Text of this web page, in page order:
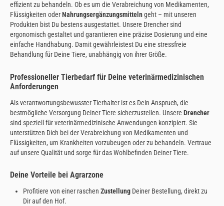
effizient zu behandeln. Ob es um die Verabreichung von Medikamenten,
Flüssigkeiten oderNahrungsergänzungsmittelngeht – mit unseren
Produkten bist Du bestens ausgestattet. Unsere Drencher sind
ergonomisch gestaltet und garantieren eine präzise Dosierung und eine
einfache Handhabung. Damit gewährleistest Du eine stressfreie
Behandlung für Deine Tiere, unabhängig von ihrer Größe.
Professioneller Tierbedarf für Deine veterinärmedizinischen
Anforderungen
Als verantwortungsbewusster Tierhalter ist es Dein Anspruch, die
bestmögliche Versorgung Deiner Tiere sicherzustellen. Unsere Drencher
sind speziell für veterinärmedizinische Anwendungen konzipiert. Sie
unterstützen Dich bei der Verabreichung von Medikamenten und
Flüssigkeiten, um Krankheiten vorzubeugen oder zu behandeln. Vertraue
auf unsere Qualität und sorge für das Wohlbefinden Deiner Tiere.
Deine Vorteile bei Agrarzone
Profitiere von einer raschen ZustellungDeiner Bestellung, direkt zu
Dir auf den Hof.